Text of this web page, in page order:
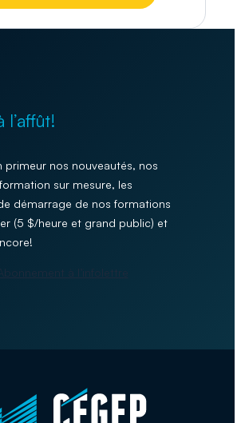
l’affût!
primeur nos nouveautés, nos
sur mesure, les
démarrage de nos formations
(5 $/heure et grand public) et
Abonnement à l’infolettre